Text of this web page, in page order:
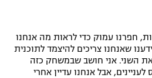
חפרנו עמוק כדי לראות מה אנחנו
שאנחנו צריכים להיצמד לתוכנית
השני. אני חושב שבמשחק כזה
אבל אנחנו עדיין אחרי